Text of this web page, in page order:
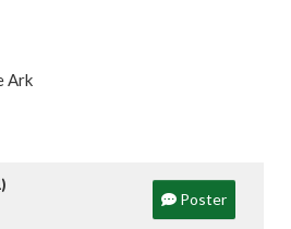
Ark
Poster